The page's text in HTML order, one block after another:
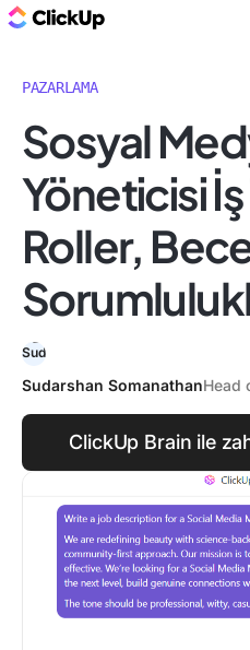
PAZARLAMA
Sosyal
Yöneticisi İş
Roller,
Sudarshan SomanathanHead
ClickUp Brain ile